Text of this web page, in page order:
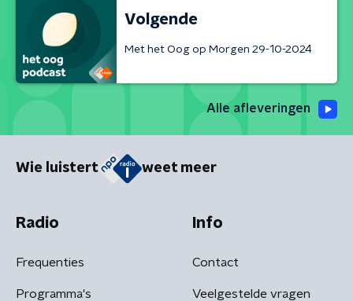
Volgende
Met het Oog op Morgen 29-10-2024
Alle afleveringen
Wie luistert weet meer
Radio
Frequenties
Programma's
Info
Contact
Veelgestelde vragen